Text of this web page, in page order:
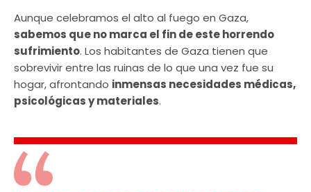
Aunque celebramos el alto al fuego en Gaza,
sabemos que no marca el fin de este horrendo
sufrimiento. Los habitantes de Gaza tienen que
sobrevivir entre las ruinas de lo que una vez fue su
hogar, afrontando inmensas necesidades médicas,
psicológicas y materiales.